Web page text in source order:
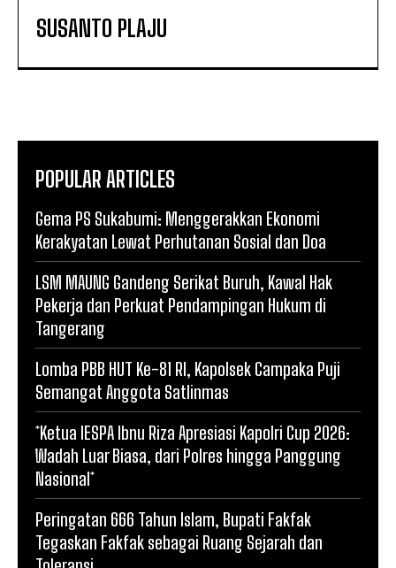
SUSANTO PLAJU
POPULAR ARTICLES
Gema PS Sukabumi: Menggerakkan Ekonomi
Kerakyatan Lewat Perhutanan Sosial dan Doa
LSM MAUNG Gandeng Serikat Buruh, Kawal Hak
Pekerja dan Perkuat Pendampingan Hukum di
Tangerang
Lomba PBB HUT Ke-81 RI, Kapolsek Campaka Puji
Semangat Anggota Satlinmas
*Ketua IESPA Ibnu Riza Apresiasi Kapolri Cup 2026:
Wadah Luar Biasa, dari Polres hingga Panggung
Nasional*
Peringatan 666 Tahun Islam, Bupati Fakfak
Tegaskan Fakfak sebagai Ruang Sejarah dan